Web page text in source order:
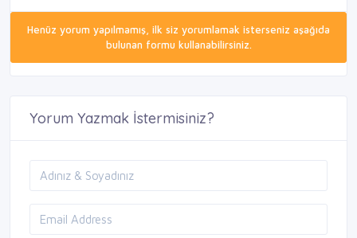
Henüz yorum yapılmamış, ilk siz yorumlamak isterseniz aşağıda
bulunan formu kullanabilirsiniz.
Yorum Yazmak İstermisiniz?